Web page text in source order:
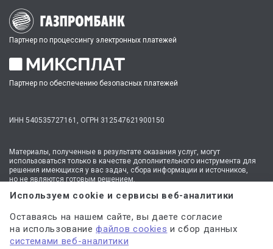
Партнер по процессингу электронных платежей
Партнер по обеспечению безопасных платежей
ИНН 540535727161, ОГРН 312547621900150
Материалы, полученные в результате оказания услуг, могут
использоваться только в качестве дополнительного инструмента для
решения имеющихся у вас задач, сбора информации и источников,
но не являются готовым решением.
* №1 на рынке консультационных услуг для студентов по количеству
стационарных офисов-филиалов в 14 городах России (от Иркутска до
вся Россия.
Мы используем файлы cookieисервисы веб-аналитики
для персонализации сервисов и повышения удобства пользования
Используем cookie и сервисы веб-аналитики
Оставаясь на нашем сайте, вы даете согласие
на использованиефайлов cookies и сбор данных
системами веб-аналитики